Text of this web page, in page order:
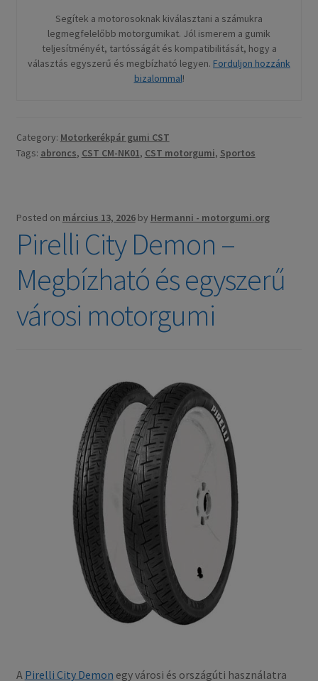
Segítek a motorosoknak kiválasztani a számukra
legmegfelelőbb motorgumikat. Jól ismerem a gumik
teljesítményét, tartósságát és kompatibilitását, hogy a
választás egyszerű és megbízható legyen. Forduljon hozzánk
bizalommal!
Category: Motorkerékpár gumi CST
Tags: abroncs, CST CM-NK01, CST motorgumi, Sportos
Posted on március 13, 2026 by Hermanni - motorgumi.org
Pirelli City Demon –
Megbízható és egyszerű
városi motorgumi
A Pirelli City Demon egy városi és országúti használatra